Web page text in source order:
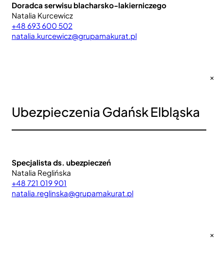
Doradca serwisu blacharsko-lakierniczego
Natalia Kurcewicz
+48 693 600 502
natalia.kurcewicz@grupamakurat.pl
×
Ubezpieczenia Gdańsk Elbląska
Specjalista ds. ubezpieczeń
Natalia Reglińska
+48 721 019 901
natalia.reglinska@grupamakurat.pl
×